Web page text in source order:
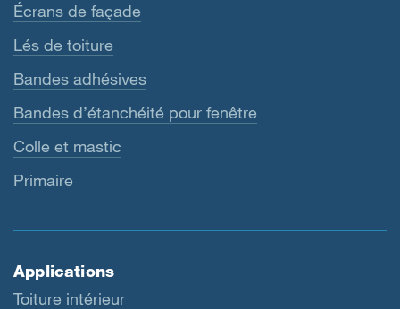
Écrans de façade
Lés de toiture
Bandes adhésives
Bandes d’étanchéité pour fenêtre
Colle et mastic
Primaire
Applications
Toiture intérieur